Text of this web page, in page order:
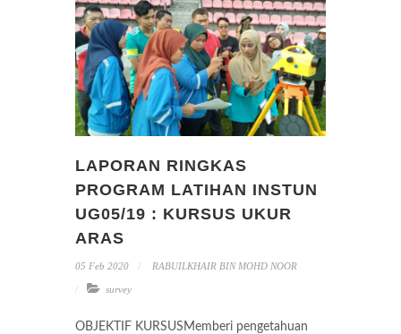
LAPORAN RINGKAS
PROGRAM LATIHAN INSTUN
UG05/19 : KURSUS UKUR
ARAS
05 Feb 2020 RABUILKHAIR BIN MOHD NOOR
survey
OBJEKTIF KURSUSMemberi pengetahuan